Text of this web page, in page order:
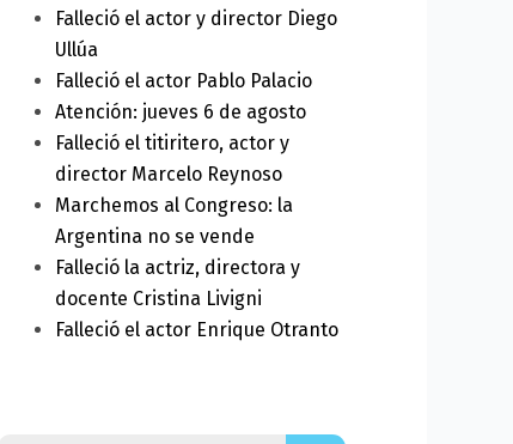
Falleció el actor y director Diego
Ullúa
Falleció el actor Pablo Palacio
Atención: jueves 6 de agosto
Falleció el titiritero, actor y
director Marcelo Reynoso
Marchemos al Congreso: la
Argentina no se vende
Falleció la actriz, directora y
docente Cristina Livigni
Falleció el actor Enrique Otranto